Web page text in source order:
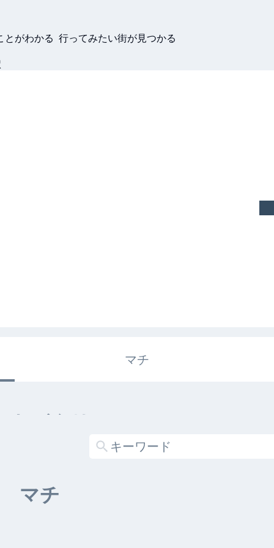
とがわかる 行ってみたい街が見つかる
マチ
キガタリ
マチ